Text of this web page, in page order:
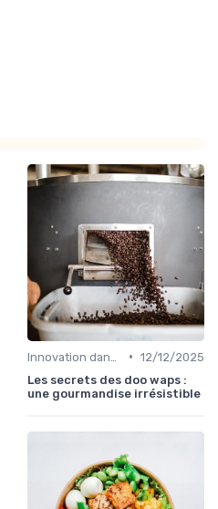
• 12/12/2025
Les secrets des doo waps :
une gourmandise irrésistible